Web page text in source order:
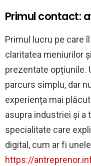
Primul contact:
Primul lucru pe care
claritatea meniurilor
prezentate opțiunile.
parcurs simplu, dar
experiența mai
asupra industriei și a
specialitate care
digital, cum ar fi
https://